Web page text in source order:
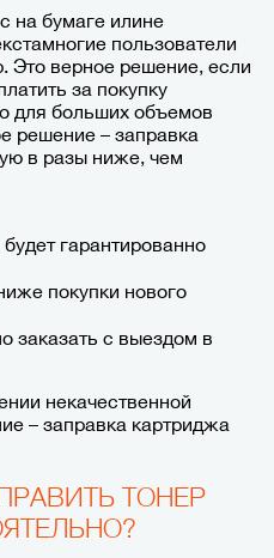
на бумаге илине
пользователи
Это верное решение, если
за покупку
для больших объемов
решение – заправка
в разы ниже, чем
гарантированно
покупки нового
заказать с выездом в
некачественной
– заправка картриджа
ТОНЕР